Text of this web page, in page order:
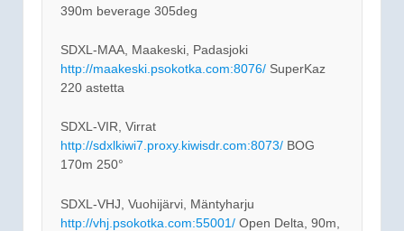
390m beverage 305deg
SDXL-MAA, Maakeski, Padasjoki
http://maakeski.psokotka.com:8076/ SuperKaz
220 astetta
SDXL-VIR, Virrat
http://sdxlkiwi7.proxy.kiwisdr.com:8073/ BOG
170m 250°
SDXL-VHJ, Vuohijärvi, Mäntyharju
http://vhj.psokotka.com:55001/ Open Delta, 90m,